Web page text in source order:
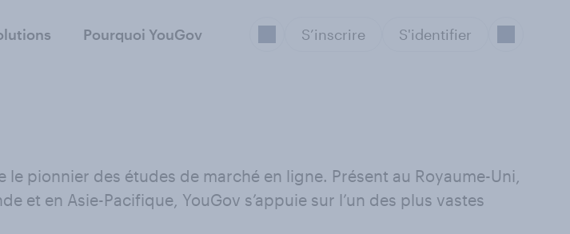
Pourquoi YouGov S’inscrire S'identifier
pionnier des études de marché en ligne. Présent au Royaume-Uni,
et en Asie-Pacifique, YouGov s’appuie sur l’un des plus vastes